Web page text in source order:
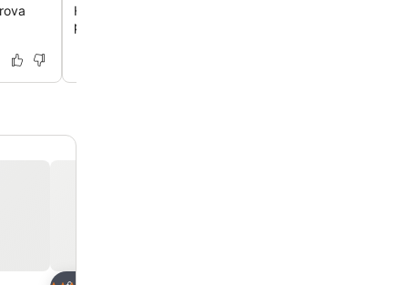
Hai accesso a un parcheggio custodito direttamente in
puoi stare tranquillo se viaggi in auto.